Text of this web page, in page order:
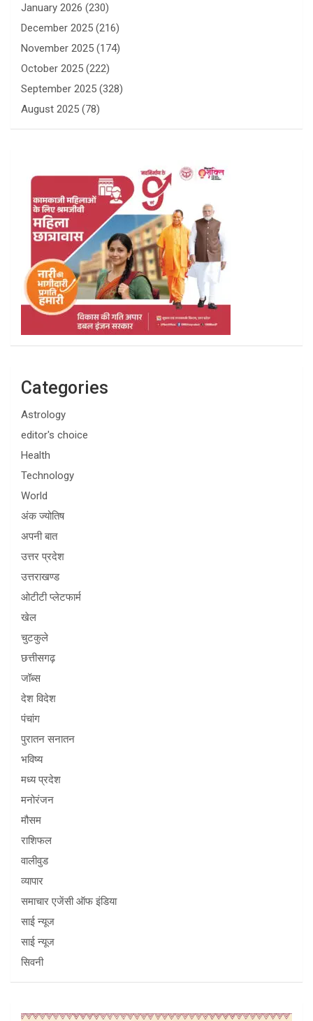
January 2026 (230)
December 2025 (216)
November 2025 (174)
October 2025 (222)
September 2025 (328)
August 2025 (78)
Categories
Astrology
editor's choice
Health
Technology
World
अंक ज्योतिष
अपनी बात
उत्तर प्रदेश
उत्तराखण्ड
ओटीटी प्लेटफार्म
खेल
चुटकुले
छत्तीसगढ़
जॉब्स
देश विदेश
पंचांग
पुरातन सनातन
भविष्य
मध्य प्रदेश
मनोरंजन
मौसम
राशिफल
वालीवुड
व्यापार
समाचार एजेंसी ऑफ इंडिया
साई न्यूज
साई न्यूज
सिवनी